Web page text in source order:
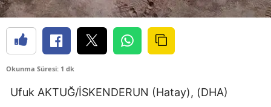
Okunma Süresi: 1 dk
Ufuk AKTUĞ/İSKENDERUN (Hatay), (DHA)